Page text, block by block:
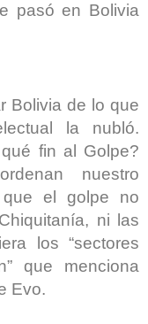
pasó en Bolivia
Bolivia de lo que
la nubló.
fin al Golpe?
nuestro
que el golpe no
ni las
los “sectores
que menciona
Evo.